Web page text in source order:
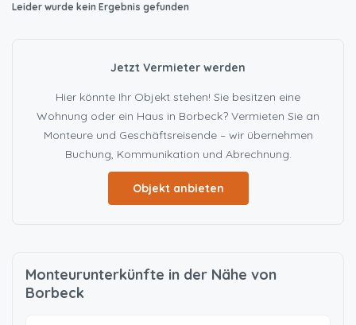
Leider wurde kein Ergebnis gefunden
Jetzt Vermieter werden
Hier könnte Ihr Objekt stehen! Sie besitzen eine
Wohnung oder ein Haus in Borbeck? Vermieten Sie an
Monteure und Geschäftsreisende – wir übernehmen
Buchung, Kommunikation und Abrechnung.
Objekt anbieten
Monteurunterkünfte in der Nähe von
Borbeck